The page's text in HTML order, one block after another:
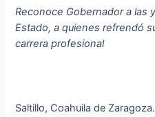
Reconoce Gobernador a las
Estado, a quienes refrendó
carrera profesional
Saltillo, Coahuila de